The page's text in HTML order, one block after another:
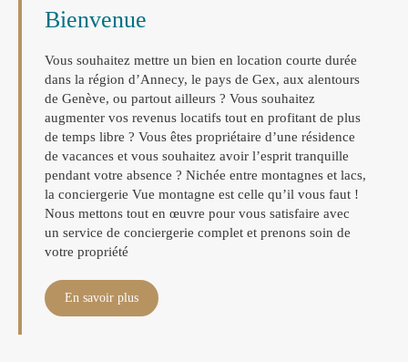
Bienvenue
Vous souhaitez mettre un bien en location courte durée
dans la région d’Annecy, le pays de Gex, aux alentours
de Genève, ou partout ailleurs ? Vous souhaitez
augmenter vos revenus locatifs tout en profitant de plus
de temps libre ? Vous êtes propriétaire d’une résidence
de vacances et vous souhaitez avoir l’esprit tranquille
pendant votre absence ? Nichée entre montagnes et lacs,
la conciergerie Vue montagne est celle qu’il vous faut !
Nous mettons tout en œuvre pour vous satisfaire avec
un service de conciergerie complet et prenons soin de
votre propriété
En savoir plus